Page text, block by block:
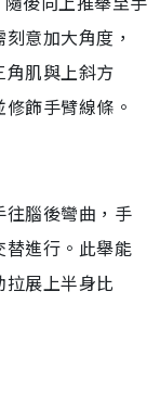
意加大角度，
肌與上斜方
飾手臂線條。
腦後彎曲，手
進行。此舉能
展上半身比